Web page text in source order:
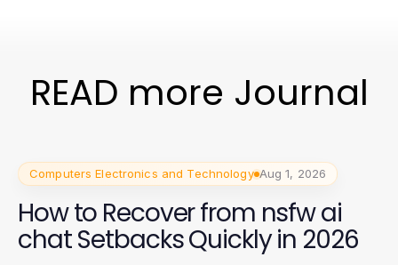
READ more Journal
Computers Electronics and Technology Aug 1, 2026
How to Recover from nsfw ai
chat Setbacks Quickly in 2026